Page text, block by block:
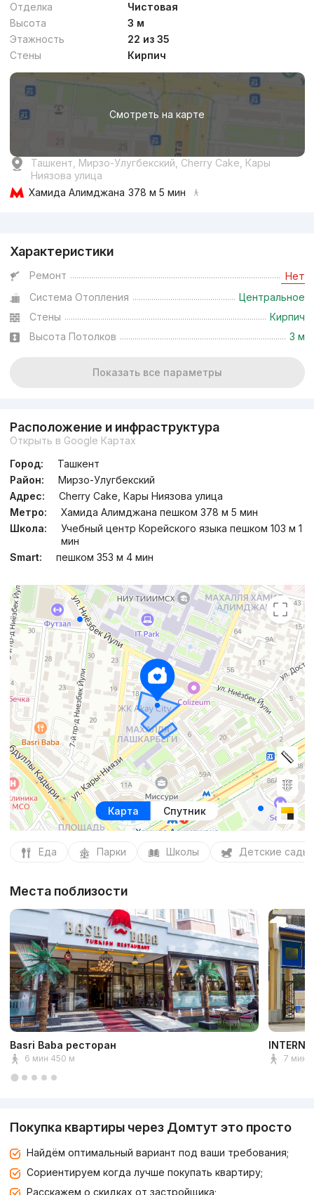
Отделка
Чистовая
Высота
3 м
Этажность
22 из 35
Стены
Кирпич
Смотреть на карте
Ташкент, Мирзо-Улугбекский, Cherry Cake, Кары
Ниязова улица
Хамида Алимджана 378 м 5 мин
Характеристики
Ремонт Нет
Система Отопления
Центральное
Стены
Кирпич
Высота Потолков
3 м
Показать все параметры
Расположение и инфраструктура
Открыть в Google Картах
Город:
Ташкент
Район:
Мирзо-Улугбекский
Адрес:
Cherry Cake, Кары Ниязова улица
Метро:
Хамида Алимджана пешком 378 м 5 мин
Школа:
Учебный центр Корейского языка пешком 103 м 1
мин
Smart:
пешком 353 м 4 мин
Карта Спутник
Еда Парки Школы Детские сады
Места поблизости
Basri Baba ресторан
6 мин 450 м 7 мин
Покупка квартиры через Домтут это просто
Найдём оптимальный вариант под ваши требования;
Сориентируем когда лучше покупать квартиру;
Расскажем о скидках от застройщика;